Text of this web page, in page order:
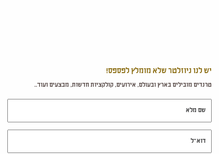
יש לנו ניוזלטר שלא מומלץ לפספס!
טרנדים מובילים בארץ ובעולם, אירועים, קולקציות חדשות, מבצעים ועוד..